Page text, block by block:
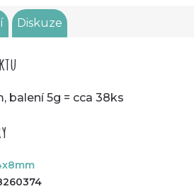
Diskuze
balení 5g = cca 38ks